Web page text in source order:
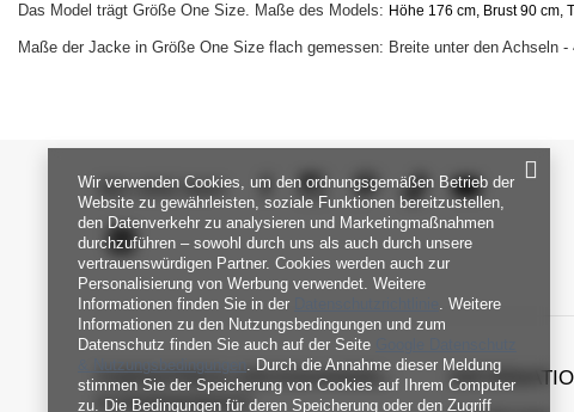
Das Model trägt Größe One Size. Maße des Models: Höhe 176 cm, Brust 90 cm,
Maße der Jacke in Größe One Size flach gemessen: Breite unter den
SEI UNS NAH
FABRIKPREIS-GROSSHANDEL-K
UNDENDIENST
Wir verwenden Cookies, um den ordnungsgemäßen Betrieb der
Website zu gewährleisten, soziale Funktionen bereitzustellen,
den Datenverkehr zu analysieren und Marketingmaßnahmen
durchzuführen – sowohl durch uns als auch durch unsere
vertrauenswürdigen Partner. Cookies werden auch zur
Personalisierung von Werbung verwendet. Weitere
Informationen finden Sie in der
. Weitere
Informationen zu den Nutzungsbedingungen und zum
Datenschutz finden Sie auch auf der Seite
& Nutzungsbedingungen . Durch die Annahme dieser Meldung
stimmen Sie der Speicherung von Cookies auf Ihrem Computer
zu. Die Bedingungen für deren Speicherung oder den Zugriff